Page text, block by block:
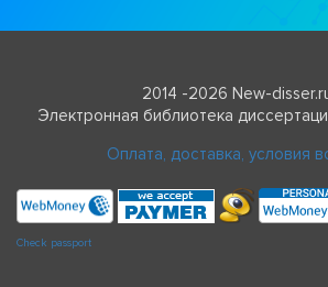
2014 -2026 New-
Электронная библиотека
Оплата, доставка, условия
Check passport